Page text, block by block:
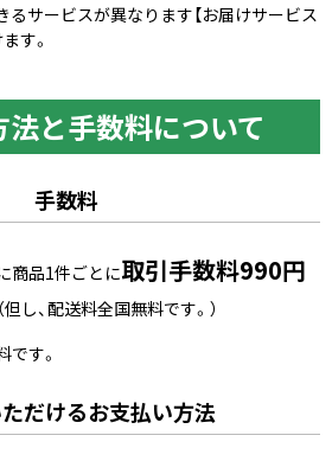
るサービスが異なります【お届けサービス
す。
と手数料について
手数料
商品1件ごとに取引手数料990円
し、配送料全国無料です。）
す。
だけるお支払い方法